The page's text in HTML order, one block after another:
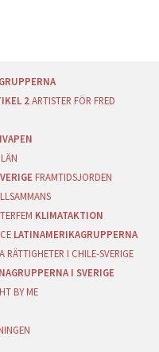
2 ARTISTER FÖR FRED
FRAMTIDSJORDEN
KLIMATAKTION
LATINAMERIKAGRUPPERNA
I CHILE-SVERIGE
I SVERIGE
BY ME